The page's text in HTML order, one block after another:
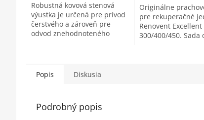
Robustná kovová stenová
výustka je určená pre prívod
čerstvého a zároveň pre
odvod znehodnoteného
kratšie...
Originálne
pre rekuperačné
Renovent Excellent
300/400/450. Sada
Popis Diskusia
Podrobný popis